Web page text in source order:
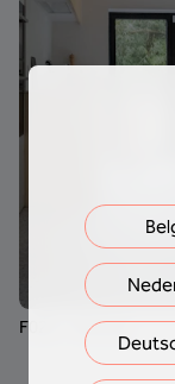
F023 - Verona